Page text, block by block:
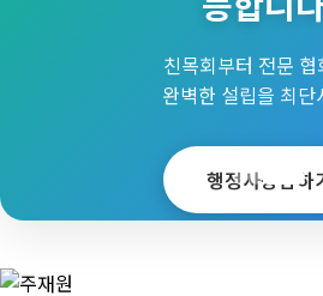
친목회부터 전문 협
완벽한 설립을 최단
행정사상담하